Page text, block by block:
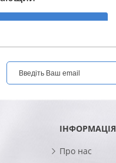
КУПИТИ
ІНФОРМАЦІЯ
Про нас